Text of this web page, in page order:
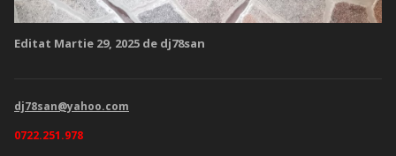
Editat Martie 29, 2025 de dj78san
dj78san@yahoo.com
0722.251.978